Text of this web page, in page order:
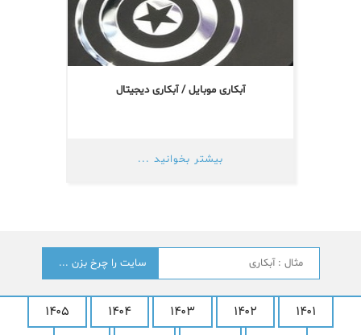
آبکاری موبایل / آبکاری دیجیتال
بیشتر بخوانید ...
جستجو
۱۴۰۵ ۱۴۰۴ ۱۴۰۳ ۱۴۰۲
۱۴۰۱